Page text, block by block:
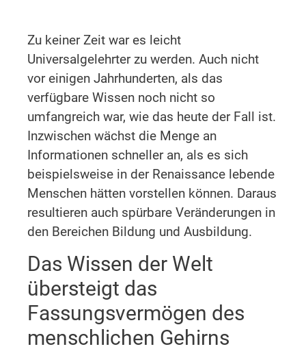
Zu keiner Zeit war es leicht
Universalgelehrter zu werden. Auch nicht
vor einigen Jahrhunderten, als das
verfügbare Wissen noch nicht so
umfangreich war, wie das heute der Fall ist.
Inzwischen wächst die Menge an
Informationen schneller an, als es sich
beispielsweise in der Renaissance lebende
Menschen hätten vorstellen können. Daraus
resultieren auch spürbare Veränderungen in
den Bereichen Bildung und Ausbildung.
Das Wissen der Welt
übersteigt das
Fassungsvermögen des
menschlichen Gehirns